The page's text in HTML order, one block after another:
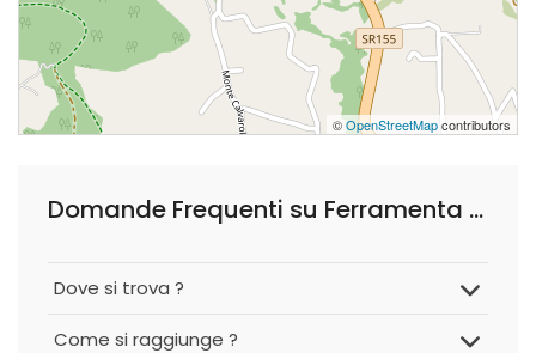
©OpenStreetMapcontributors
Domande Frequenti su Ferramenta Roberto di Pelorossi Roberto Alatri
Dove si trova ?
Come si raggiunge ?